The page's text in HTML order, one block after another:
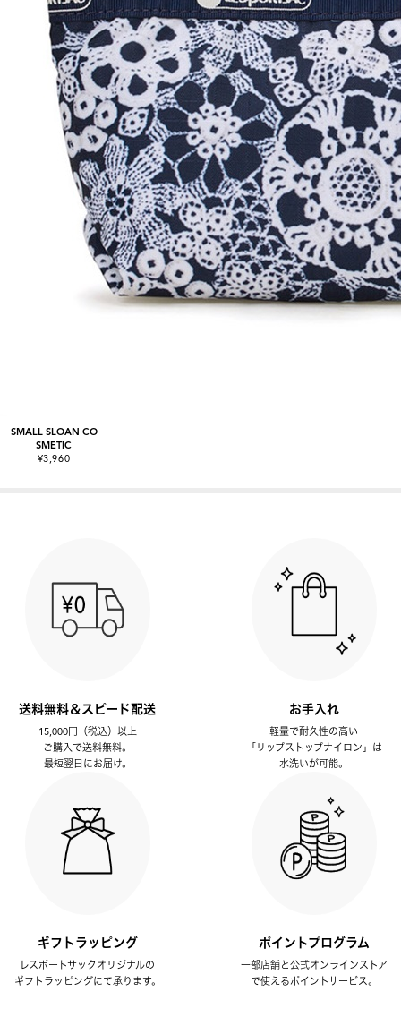
SMALL SLOAN CO
SMETIC
¥3,960
送料無料＆スピード配送
15,000円（税込）以上
ご購入で送料無料。
最短翌日にお届け。
お手入れ
軽量で耐久性の高い
「リップストップナイロン」は
水洗いが可能。
ギフトラッピング
レスポートサックオリジナルの
ギフトラッピングにて承ります。
ポイントプログラム
一部店舗と公式オンラインストア
で使えるポイントサービス。